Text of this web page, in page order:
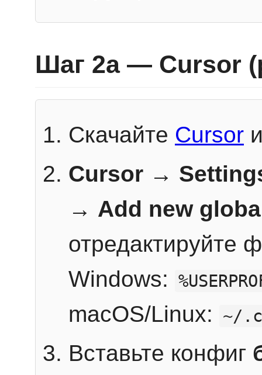
Шаг 2a — Cursor
Скачайте Cursor
Cursor →
→ Add new
отредактируйте
Windows:
macOS/Linux: ~/
Вставьте конфиг